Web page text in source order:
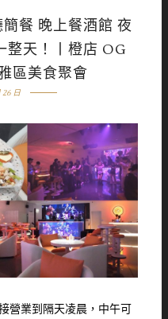
餐 晚上餐酒館 夜
整天！丨橙店 OG
區美食聚會
26 日
營業到隔天凌晨，中午可